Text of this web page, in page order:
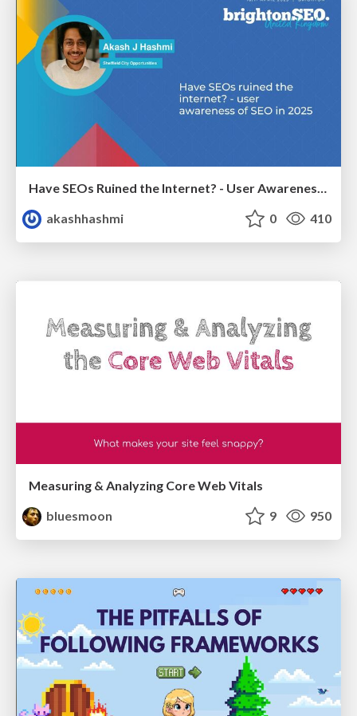
Have SEOs Ruined the Internet? - User Awareness of SEO in 2025
akashhashmi
0 410
Measuring & Analyzing Core Web Vitals
bluesmoon
9 950